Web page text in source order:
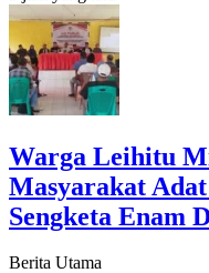
Warga Leihitu
Masyarakat
Sengketa Enam
Berita Utama